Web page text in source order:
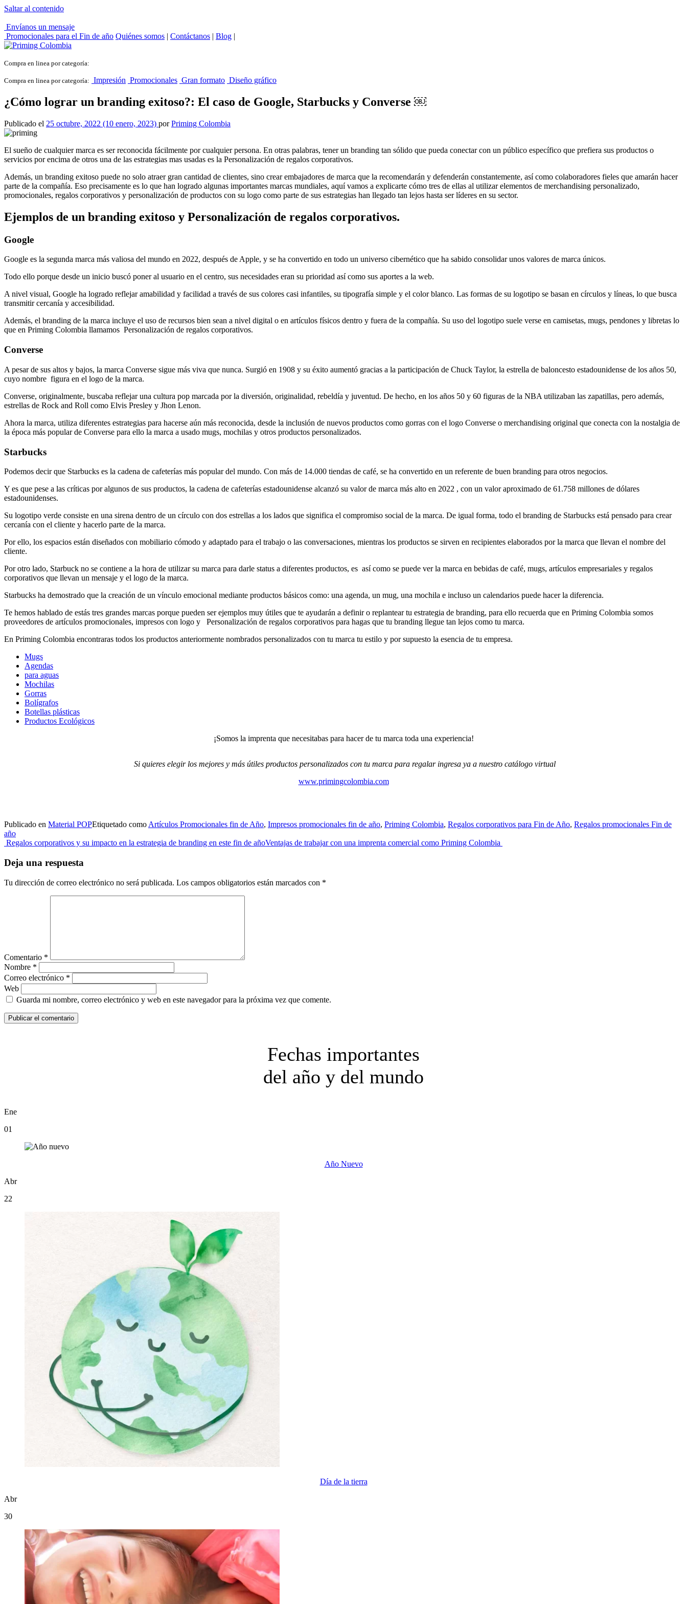
Saltar al contenido
Envíanos un mensaje
Promocionales para el Fin de año Quiénes somos | Contáctanos | Blog |
Compra en linea por categoría:
Compra en linea por categoría: Impresión Promocionales Gran formato Diseño gráfico
¿Cómo lograr un branding exitoso?: El caso de Google, Starbucks y Converse ￼
Publicado el 25 octubre, 2022 (10 enero, 2023) por Priming Colombia
El sueño de cualquier marca es ser reconocida fácilmente por cualquier persona. En otras palabras, tener un branding tan sólido que pueda conectar con un público específico que prefiera sus productos o
servicios por encima de otros una de las estrategias mas usadas es la Personalización de regalos corporativos.
Además, un branding exitoso puede no solo atraer gran cantidad de clientes, sino crear embajadores de marca que la recomendarán y defenderán constantemente, así como colaboradores fieles que amarán hacer
parte de la compañía. Eso precisamente es lo que han logrado algunas importantes marcas mundiales, aquí vamos a explicarte cómo tres de ellas al utilizar elementos de merchandising personalizado,
promocionales, regalos corporativos y personalización de productos con su logo como parte de sus estrategias han llegado tan lejos hasta ser líderes en su sector.
Ejemplos de un branding exitoso y Personalización de regalos corporativos.
Google
Google es la segunda marca más valiosa del mundo en 2022, después de Apple, y se ha convertido en todo un universo cibernético que ha sabido consolidar unos valores de marca únicos.
Todo ello porque desde un inicio buscó poner al usuario en el centro, sus necesidades eran su prioridad así como sus aportes a la web.
A nivel visual, Google ha logrado reflejar amabilidad y facilidad a través de sus colores casi infantiles, su tipografía simple y el color blanco. Las formas de su logotipo se basan en círculos y líneas, lo que busca
transmitir cercanía y accesibilidad.
Además, el branding de la marca incluye el uso de recursos bien sean a nivel digital o en artículos físicos dentro y fuera de la compañía. Su uso del logotipo suele verse en camisetas, mugs, pendones y libretas lo
que en Priming Colombia llamamos Personalización de regalos corporativos.
Converse
A pesar de sus altos y bajos, la marca Converse sigue más viva que nunca. Surgió en 1908 y su éxito aumentó gracias a la participación de Chuck Taylor, la estrella de baloncesto estadounidense de los años 50,
cuyo nombre figura en el logo de la marca.
Converse, originalmente, buscaba reflejar una cultura pop marcada por la diversión, originalidad, rebeldía y juventud. De hecho, en los años 50 y 60 figuras de la NBA utilizaban las zapatillas, pero además,
estrellas de Rock and Roll como Elvis Presley y Jhon Lenon.
Ahora la marca, utiliza diferentes estrategias para hacerse aún más reconocida, desde la inclusión de nuevos productos como gorras con el logo Converse o merchandising original que conecta con la nostalgia de
la época más popular de Converse para ello la marca a usado mugs, mochilas y otros productos personalizados.
Starbucks
Podemos decir que Starbucks es la cadena de cafeterías más popular del mundo. Con más de 14.000 tiendas de café, se ha convertido en un referente de buen branding para otros negocios.
Y es que pese a las críticas por algunos de sus productos, la cadena de cafeterías estadounidense alcanzó su valor de marca más alto en 2022 , con un valor aproximado de 61.758 millones de dólares
estadounidenses.
Su logotipo verde consiste en una sirena dentro de un círculo con dos estrellas a los lados que significa el compromiso social de la marca. De igual forma, todo el branding de Starbucks está pensado para crear
cercanía con el cliente y hacerlo parte de la marca.
Por ello, los espacios están diseñados con mobiliario cómodo y adaptado para el trabajo o las conversaciones, mientras los productos se sirven en recipientes elaborados por la marca que llevan el nombre del
cliente.
Por otro lado, Starbuck no se contiene a la hora de utilizar su marca para darle status a diferentes productos, es así como se puede ver la marca en bebidas de café, mugs, artículos empresariales y regalos
corporativos que llevan un mensaje y el logo de la marca.
Starbucks ha demostrado que la creación de un vínculo emocional mediante productos básicos como: una agenda, un mug, una mochila e incluso un calendarios puede hacer la diferencia.
Te hemos hablado de estás tres grandes marcas porque pueden ser ejemplos muy útiles que te ayudarán a definir o replantear tu estrategia de branding, para ello recuerda que en Priming Colombia somos
proveedores de artículos promocionales, impresos con logo y Personalización de regalos corporativos para hagas que tu branding llegue tan lejos como tu marca.
En Priming Colombia encontraras todos los productos anteriormente nombrados personalizados con tu marca tu estilo y por supuesto la esencia de tu empresa.
Mugs
Agendas
para aguas
Mochilas
Gorras
Bolígrafos
Botellas plásticas
Productos Ecológicos
¡Somos la imprenta que necesitabas para hacer de tu marca toda una experiencia!
Si quieres elegir los mejores y más útiles productos personalizados con tu marca para regalar ingresa ya a nuestro catálogo virtual
www.primingcolombia.com
Publicado en Material POPEtiquetado como Artículos Promocionales fin de Año, Impresos promocionales fin de año, Priming Colombia, Regalos corporativos para Fin de Año, Regalos promocionales Fin de
año
Navegación
de
entradas
Regalos corporativos y su impacto en la estrategia de branding en este fin de añoVentajas de trabajar con una imprenta comercial como Priming Colombia
Deja una respuesta
Tu dirección de correo electrónico no será publicada. Los campos obligatorios están marcados con *
Comentario *
Nombre *
Correo electrónico *
Web
Guarda mi nombre, correo electrónico y web en este navegador para la próxima vez que comente.
Fechas importantes
del año y del mundo
Ene
01
Año Nuevo
Abr
22
Día de la tierra
Abr
30